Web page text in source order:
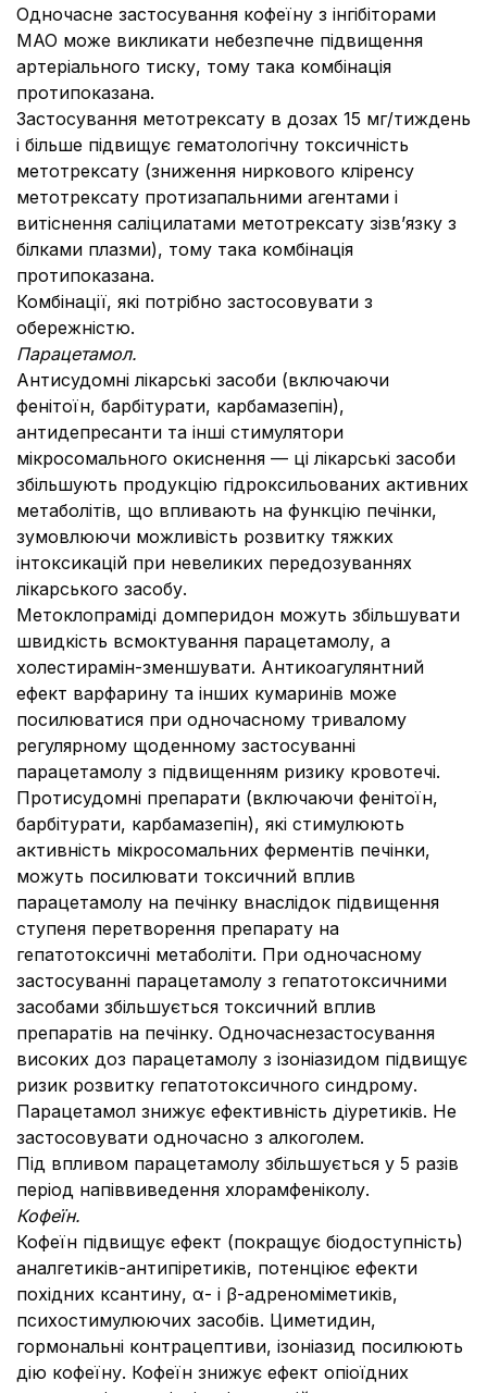
Одночасне застосування кофеїну з інгібіторами
МАО може викликати небезпечне підвищення
артеріального тиску, тому така комбінація
протипоказана.
Застосування метотрексату в дозах 15 мг/тиждень
і більше підвищує гематологічну токсичність
метотрексату (зниження ниркового кліренсу
метотрексату протизапальними агентами і
витіснення саліцилатами метотрексату зізв’язку з
білками плазми), тому така комбінація
протипоказана.
Комбінації, які потрібно застосовувати з
обережністю.
Парацетамол.
Антисудомні лікарські засоби (включаючи
фенітоїн, барбітурати, карбамазепін),
антидепресанти та інші стимулятори
мікросомального окиснення — ці лікарські засоби
збільшують продукцію гідроксильованих активних
метаболітів, що впливають на функцію печінки,
зумовлюючи можливість розвитку тяжких
інтоксикацій при невеликих передозуваннях
лікарського засобу.
Метоклопраміді домперидон можуть збільшувати
швидкість всмоктування парацетамолу, а
холестирамін-зменшувати. Антикоагулянтний
ефект варфарину та інших кумаринів може
посилюватися при одночасному тривалому
регулярному щоденному застосуванні
парацетамолу з підвищенням ризику кровотечі.
Протисудомні препарати (включаючи фенітоїн,
барбітурати, карбамазепін), які стимулюють
активність мікросомальних ферментів печінки,
можуть посилювати токсичний вплив
парацетамолу на печінку внаслідок підвищення
ступеня перетворення препарату на
гепатотоксичні метаболіти. При одночасному
застосуванні парацетамолу з гепатотоксичними
засобами збільшується токсичний вплив
препаратів на печінку. Одночаснезастосування
високих доз парацетамолу з ізоніазидом підвищує
ризик розвитку гепатотоксичного синдрому.
Парацетамол знижує ефективність діуретиків. Не
застосовувати одночасно з алкоголем.
Під впливом парацетамолу збільшується у 5 разів
період напіввиведення хлорамфеніколу.
Кофеїн.
Кофеїн підвищує ефект (покращує біодоступність)
аналгетиків-антипіретиків, потенціює ефекти
похідних ксантину, α- і β-адреноміметиків,
психостимулюючих засобів. Циметидин,
гормональні контрацептиви, ізоніазид посилюють
дію кофеїну. Кофеїн знижує ефект опіоїдних